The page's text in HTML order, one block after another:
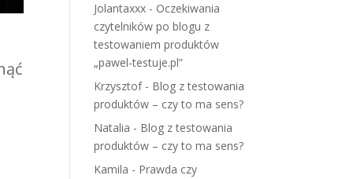
Jolantaxxx - Oczekiwania
czytelników po blogu z
testowaniem produktów
„pawel-testuje.pl”
Krzysztof- Blog z testowania
produktów – czy to ma sens?
Natalia - Blog z testowania
produktów – czy to ma sens?
Kamila - Prawda czy